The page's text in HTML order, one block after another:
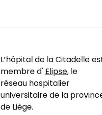
L’hôpital de la Citadelle
membre d'Elipse, le
réseau hospitalier
universitaire de la
de Liège.